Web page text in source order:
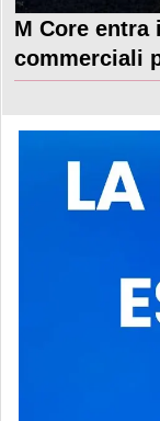
M Core
commerciali